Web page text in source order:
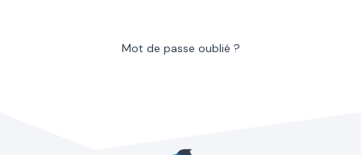
Mot de passe oublié ?